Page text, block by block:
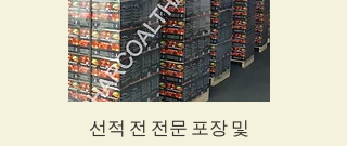
선적 전 전문 포장 및